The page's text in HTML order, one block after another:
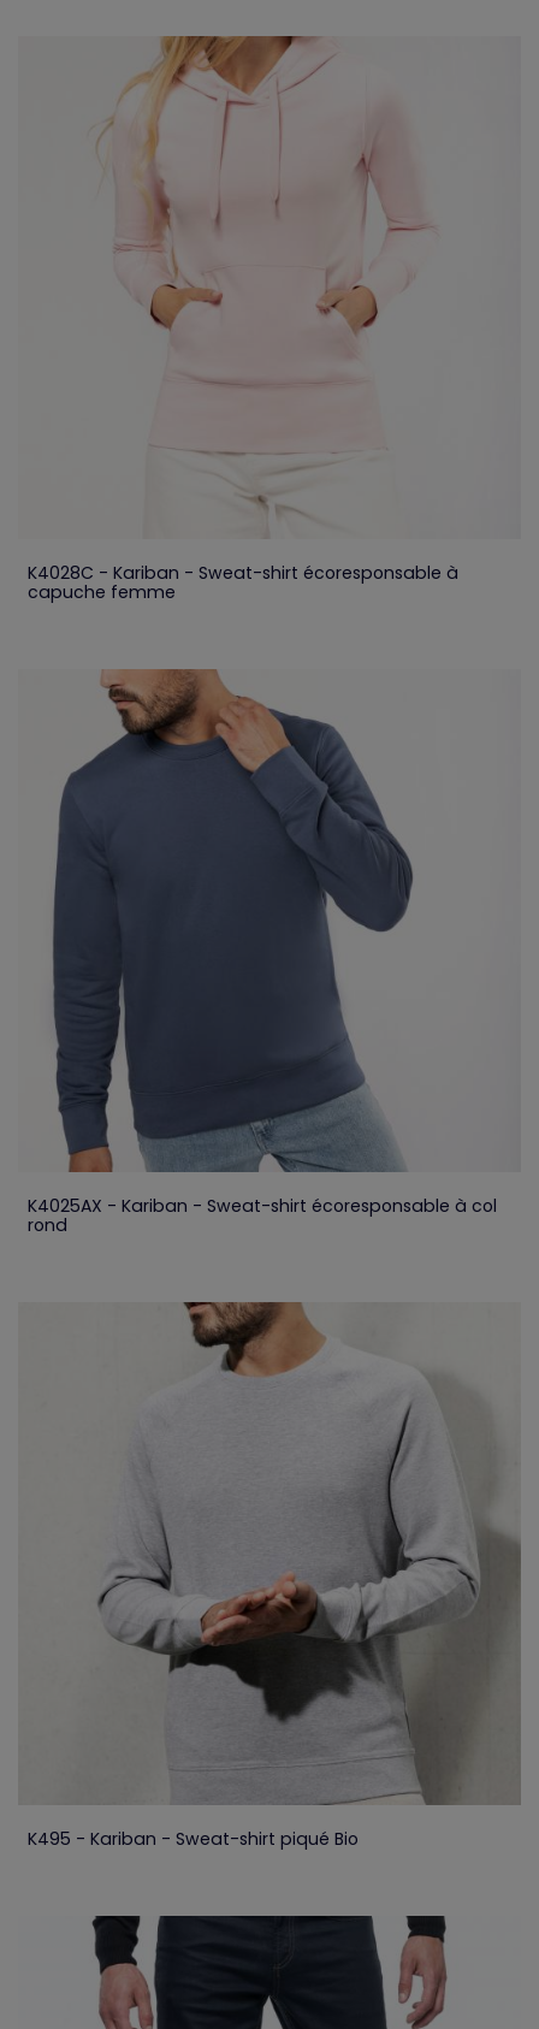
K4028C - Kariban - Sweat-shirt écoresponsable à
capuche femme
K4025AX - Kariban - Sweat-shirt écoresponsable à col
rond
K495 - Kariban - Sweat-shirt piqué Bio